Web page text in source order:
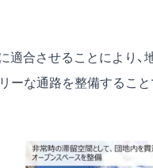
適合させることにより
ーな通路を整備するこ